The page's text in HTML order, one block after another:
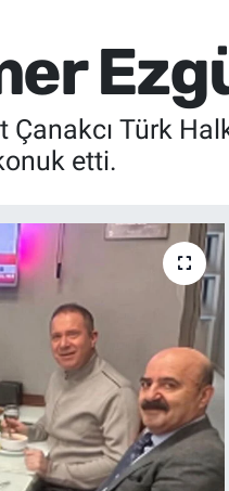
Türk
etti.